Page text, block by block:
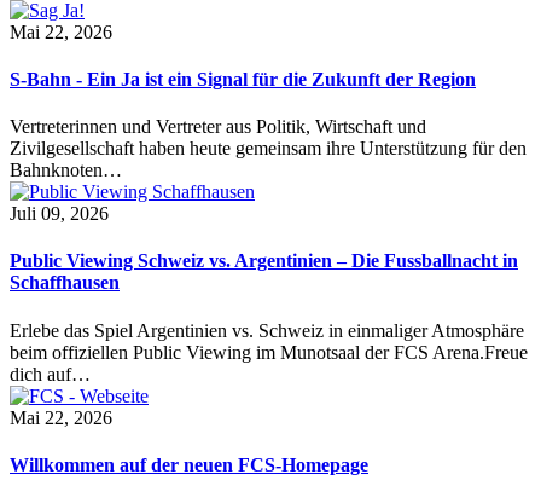
Mai 22, 2026
S-Bahn - Ein Ja ist ein Signal für die Zukunft der Region
Vertreterinnen und Vertreter aus Politik, Wirtschaft und
Zivilgesellschaft haben heute gemeinsam ihre Unterstützung für den
Bahnknoten…
Juli 09, 2026
Public Viewing Schweiz vs. Argentinien – Die Fussballnacht in
Schaffhausen
Erlebe das Spiel Argentinien vs. Schweiz in einmaliger Atmosphäre
beim offiziellen Public Viewing im Munotsaal der FCS Arena.Freue
dich auf…
Mai 22, 2026
Willkommen auf der neuen FCS-Homepage